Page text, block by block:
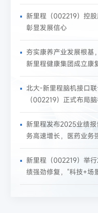
新里程（002219）控
彰显发展信心
夯实康养产业发展根
新里程健康集团成立康
北大-新里程脑机接口
（002219）正式布局
新里程发布2025业绩
务高速增长，医药业务
新里程（002219）举
绩强劲修复，“科技+场